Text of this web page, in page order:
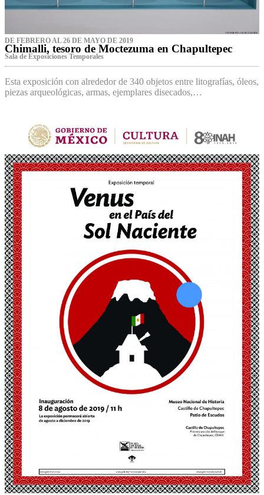
DE FEBRERO AL 26 DE MAYO DE 2019
Chimalli, tesoro de Moctezuma en Chapultepec
Sala de Exposiciones Temporales
Esta exposición con alrededor de 340 objetos entre litografías, óleos,
piezas arqueológicas, armas, ejemplares disecados,…